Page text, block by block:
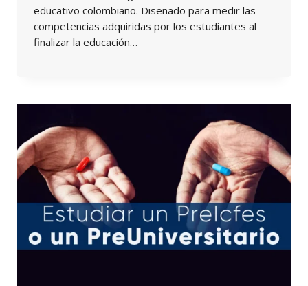
educativo colombiano. Diseñado para medir las
competencias adquiridas por los estudiantes al
finalizar la educación…